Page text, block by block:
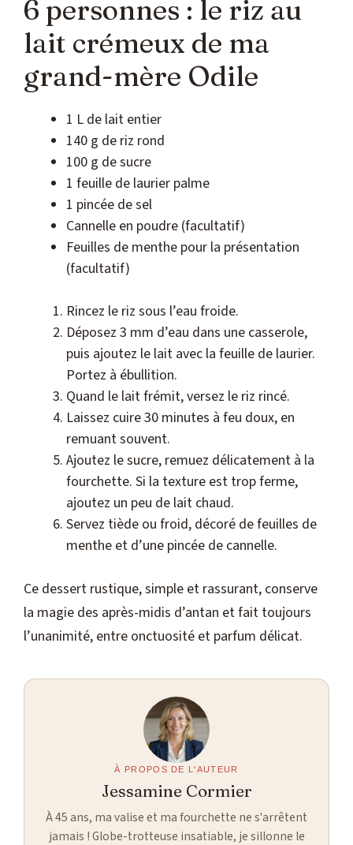
6 personnes : le riz au
lait crémeux de ma
grand-mère Odile
1 L de lait entier
140 g de riz rond
100 g de sucre
1 feuille de laurier palme
1 pincée de sel
Cannelle en poudre (facultatif)
Feuilles de menthe pour la présentation
(facultatif)
Rincez le riz sous l’eau froide.
Déposez 3 mm d’eau dans une casserole,
puis ajoutez le lait avec la feuille de laurier.
Portez à ébullition.
Quand le lait frémit, versez le riz rincé.
Laissez cuire 30 minutes à feu doux, en
remuant souvent.
Ajoutez le sucre, remuez délicatement à la
fourchette. Si la texture est trop ferme,
ajoutez un peu de lait chaud.
Servez tiède ou froid, décoré de feuilles de
menthe et d’une pincée de cannelle.
Ce dessert rustique, simple et rassurant, conserve
la magie des après-midis d’antan et fait toujours
l’unanimité, entre onctuosité et parfum délicat.
À PROPOS DE L'AUTEUR
Jessamine Cormier
À 45 ans, ma valise et ma fourchette ne s'arrêtent
jamais ! Globe-trotteuse insatiable, je sillonne le